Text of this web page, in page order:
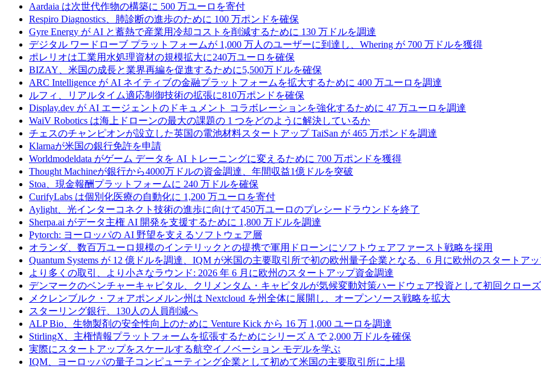
Aardaia は次世代作物の構築に 500 万ユーロを寄付
Respiro Diagnostics、肺診断の進歩のために 100 万ポンドを確保
Gyre Energy が AI と蓄熱で産業用冷却コストを削減するために 130 万ドルを調達
デジタル ワードローブ プラットフォームが 1,000 万人のユーザーに到達し、Whering が 700 万ドルを獲得
ポレリオは工業用水処理資材の規模拡大に240万ユーロを確保
BIZAY、米国の成長と業界再編を促進するために5,500万ドルを確保
ARC Intelligence が AI ネイティブの金融プラットフォームを拡大するために 400 万ユーロを調達
ルフィ、リアルタイム適応制御技術の拡張に810万ポンドを確保
Display.dev が AI エージェントのドキュメント コラボレーションを強化するために 47 万ユーロを調達
WaiV Robotics は海上ドローンの最大の課題の 1 つをどのように解決しているか
チェスのチャンピオンが設立した英国の電池材料スタートアップ TaiSan が 465 万ポンドを調達
Klarnaが米国の銀行免許を申請
Worldmodeldata がゲーム データを AI トレーニングに変えるために 700 万ポンドを獲得
Thought Machineが銀行から4000万ドルの資金調達、年間収益1億ドルを突破
Stoa、現金報酬プラットフォームに 240 万ドルを確保
CurifyLabs は個別化医療の自動化に 1,200 万ユーロを寄付
Aylight、光インターコネクト技術の進歩に向けて450万ユーロのプレシードラウンドを終了
Sherpa.ai がデータ主権 AI 開発を支援するために 1,800 万ドルを調達
Pytorch: ヨーロッパの AI 野望を支えるソフトウェア層
オランダ、数百万ユーロ規模のインテリックとの提携で軍用ドローンにソフトウェアファースト戦略を採用
Quantum Systems が 12 億ドルを調達、IQM が米国の主要取引所で初の欧州量子企業となる、6 月に欧州のスタートア
より多くの取引、より小さなラウンド: 2026 年 6 月に欧州のスタートアップ資金調達
デンマークのベンチャーキャピタル、クリメンタム・キャピタルが気候変動対策ハードウェア投資として初回クロー
メクレンブルク・フォアポンメルン州は Nextcloud を州全体に展開し、オープンソース戦略を拡大
スターリング銀行、130人の人員削減へ
ALP Bio、生物製剤の安全性向上のために Venture Kick から 16 万 1,000 ユーロを調達
StirlingX、主権情報プラットフォームを拡張するためにシリーズ A で 2,000 万ドルを確保
実際にスタートアップをスケールする航空イノベーション モデルを学ぶ
IQM、ヨーロッパの量子コンピューティング企業として初めて米国の主要取引所に上場